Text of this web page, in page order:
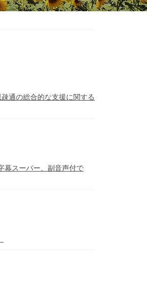
通の総合的な支援に関する
幕スーパー、副音声付で